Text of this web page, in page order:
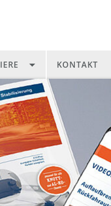
KONTAKT